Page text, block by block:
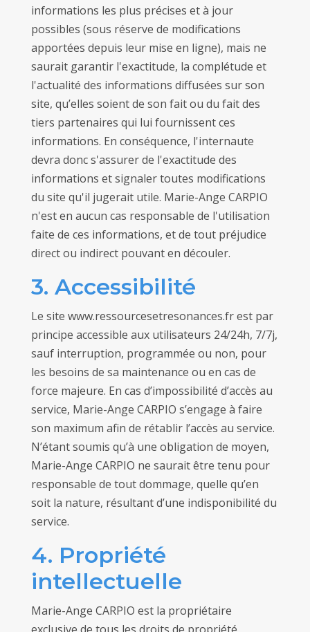
informations les plus précises et à jour
possibles (sous réserve de modifications
apportées depuis leur mise en ligne), mais ne
saurait garantir l'exactitude, la complétude et
l'actualité des informations diffusées sur son
site, qu’elles soient de son fait ou du fait des
tiers partenaires qui lui fournissent ces
informations. En conséquence, l'internaute
devra donc s'assurer de l'exactitude des
informations et signaler toutes modifications
du site qu'il jugerait utile. Marie-Ange CARPIO
n'est en aucun cas responsable de l'utilisation
faite de ces informations, et de tout préjudice
direct ou indirect pouvant en découler.
3. Accessibilité
Le site www.ressourcesetresonances.fr est par
principe accessible aux utilisateurs 24/24h, 7/7j,
sauf interruption, programmée ou non, pour
les besoins de sa maintenance ou en cas de
force majeure. En cas d’impossibilité d’accès au
service, Marie-Ange CARPIO s’engage à faire
son maximum afin de rétablir l’accès au service.
N’étant soumis qu’à une obligation de moyen,
Marie-Ange CARPIO ne saurait être tenu pour
responsable de tout dommage, quelle qu’en
soit la nature, résultant d’une indisponibilité du
service.
4. Propriété
intellectuelle
Marie-Ange CARPIO est la propriétaire